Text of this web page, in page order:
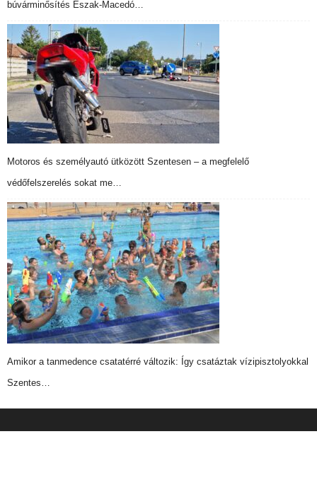
búvárminősítés Észak-Macedó…
Motoros és személyautó ütközött Szentesen – a megfelelő
védőfelszerelés sokat me…
Amikor a tanmedence csatatérré változik: Így csatáztak vízipisztolyokkal
Szentes…